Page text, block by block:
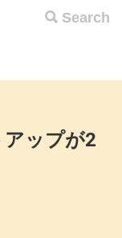
Search
アップが2